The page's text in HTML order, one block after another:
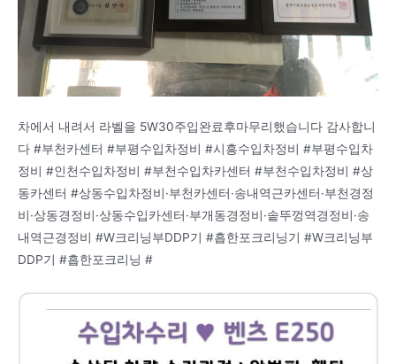
차에서 내려서 라벨을 5W30주입완료후마무리했습니다 감사합니
다 #부천카센터 #부평수입차정비 #시흥수입차정비 #부평수입차
정비 #인천수입차정비 #부천수입차카센터 #부천수입차정비 #상
동카센터 #상동수입차정비·부천카센터·송내역근카센터·부천경정
비·상동경정비·상동수입카센터·부개동경정비·솥뚜껑역경정비·송
내역근경정비 #W크리닝부DDP기 #흡한포크리닝기 #W크리닝부
DDP기 #흡한포크리닝 #